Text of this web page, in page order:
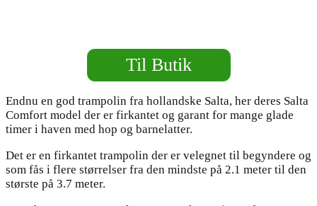
Til Butik
Endnu en god trampolin fra hollandske Salta, her deres Salta
Comfort model der er firkantet og garant for mange glade
timer i haven med hop og barnelatter.
Det er en firkantet trampolin der er velegnet til begyndere og
som fås i flere størrelser fra den mindste på 2.1 meter til den
største på 3.7 meter.